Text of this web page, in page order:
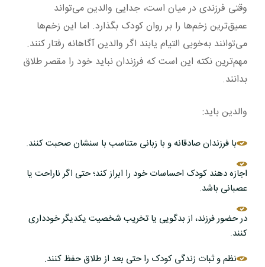
وقتی فرزندی در میان است، جدایی والدین می‌تواند
عمیق‌ترین زخم‌ها را بر روان کودک بگذارد. اما این زخم‌ها
می‌توانند به‌خوبی التیام یابند اگر والدین آگاهانه رفتار کنند.
مهم‌ترین نکته این است که فرزندان نباید خود را مقصر طلاق
بدانند.
والدین باید:
با فرزندان صادقانه و با زبانی متناسب با سنشان صحبت کنند.
اجازه دهند کودک احساسات خود را ابراز کند؛ حتی اگر ناراحت یا
عصبانی باشد.
در حضور فرزند، از بدگویی یا تخریب شخصیت یکدیگر خودداری
کنند.
نظم و ثبات زندگی کودک را حتی بعد از طلاق حفظ کنند.